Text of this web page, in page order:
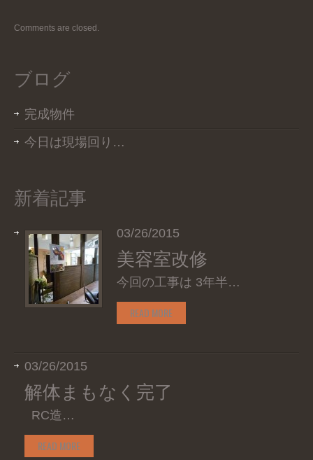
Comments are closed.
ブログ
完成物件
今日は現場回り…
新着記事
03/26/2015
美容室改修
今回の工事は 3年半…
READ MORE
03/26/2015
解体まもなく完了
RC造…
READ MORE